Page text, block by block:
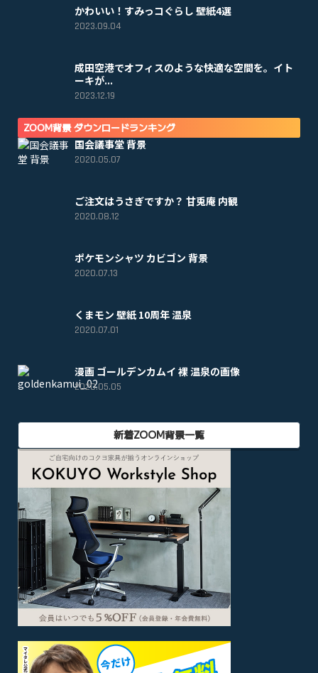
かわいい！すみっコぐらし 壁紙4選
2023.09.04
成田空港でオフィスのような快適な空間を。イト
ーキが...
2023.12.19
ZOOM背景 ダウンロードランキング
国会議事堂 背景
2020.05.07
ご注文はうさぎですか？ 甘兎庵 内観
2020.08.12
ポケモンシャツ カビゴン 背景
2020.07.13
くまモン 壁紙 10周年 温泉
2020.07.01
漫画 ゴールデンカムイ 裸 温泉の画像
2020.05.05
新着ZOOM背景一覧